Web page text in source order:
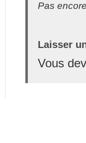
Pas
Laisser
Vous